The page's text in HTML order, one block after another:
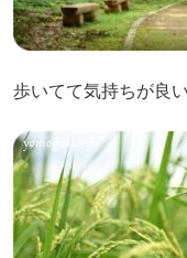
歩いてて気持ちが良